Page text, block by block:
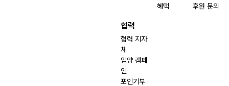
혜택
후원 문의
협력
협력 지자
체
입양 캠페
인
포인기부